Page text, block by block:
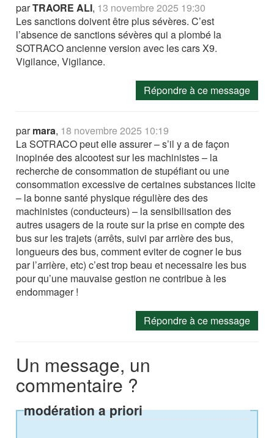
parTRAORE ALI, 13 novembre 2025 19:30
Les sanctions doivent être plus sévères. C’est
l’absence de sanctions sévères qui a plombé la
SOTRACO ancienne version avec les cars X9.
Vigilance, Vigilance.
Répondre à ce message
parmara, 18 novembre 2025 10:19
La SOTRACO peut elle assurer – s’il y a de façon
inopinée des alcootest sur les machinistes – la
recherche de consommation de stupéfiant ou une
consommation excessive de certaines substances licite
– la bonne santé physique régulière des des
machinistes (conducteurs) – la sensibilisation des
autres usagers de la route sur la prise en compte des
bus sur les trajets (arrêts, suivi par arrière des bus,
longueurs des bus, comment eviter de cogner le bus
par l’arrière, etc) c’est trop beau et necessaire les bus
pour qu’une mauvaise gestion ne contribue à les
endommager !
Répondre à ce message
Un message, un
commentaire ?
modération a priori